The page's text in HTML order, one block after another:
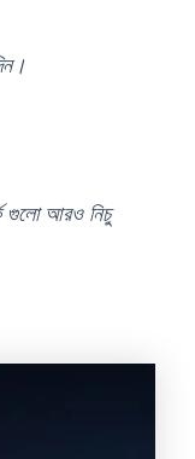
গুলো আরও নিচু